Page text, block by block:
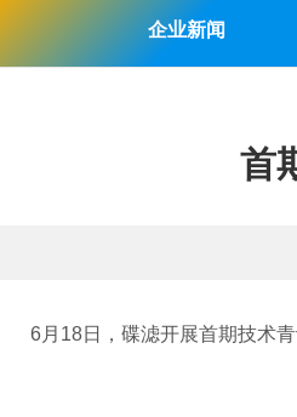
企业新闻
首
6月18日，碟滤开展首期技术青